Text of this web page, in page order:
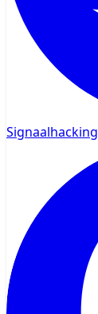
Signaalhacking